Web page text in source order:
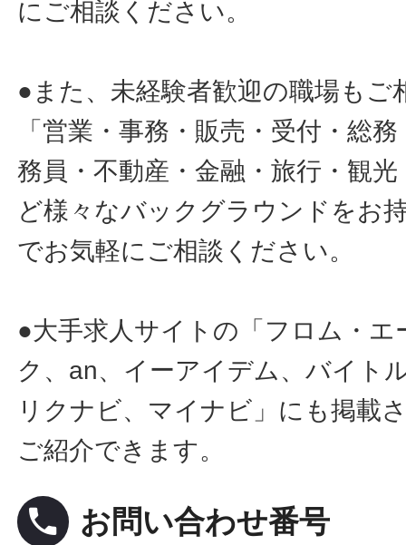
にご相談ください。
●また、未経験者歓迎の職場もご
「営業・事務・販売・受付・総
務員・不動産・金融・旅行・観
ど様々なバックグラウンドをお
でお気軽にご相談ください。
●大手求人サイトの「フロム・
ク、an、イーアイデム、バイト
リクナビ、マイナビ」にも掲載
ご紹介できます。
local_phone お問い合わせ番号